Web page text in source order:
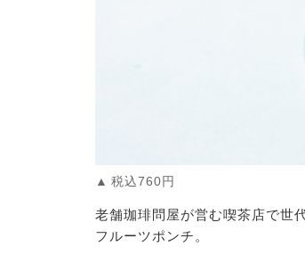
税込760円
老舗珈琲問屋が営む喫茶店で世
フルーツポンチ。